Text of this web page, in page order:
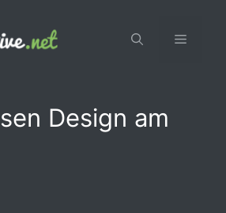
Menü
Design am